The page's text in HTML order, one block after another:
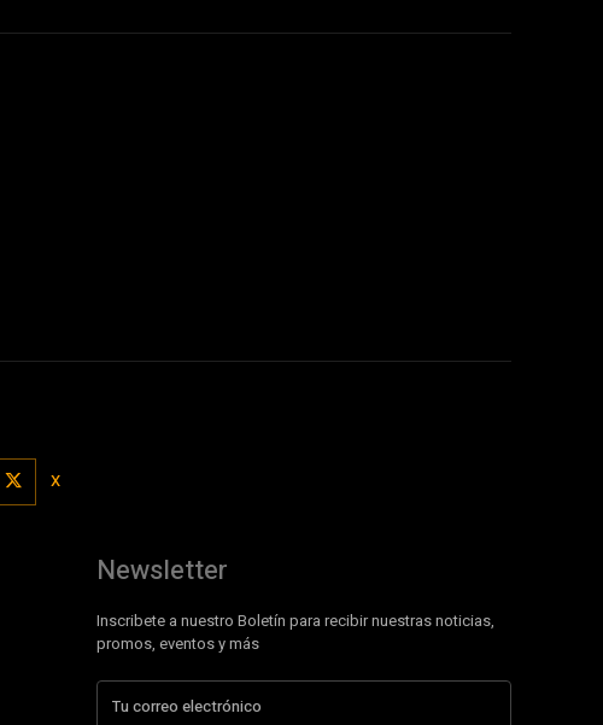
X
Newsletter
Inscribete a nuestro Boletín para recibir nuestras noticias,
promos, eventos y más